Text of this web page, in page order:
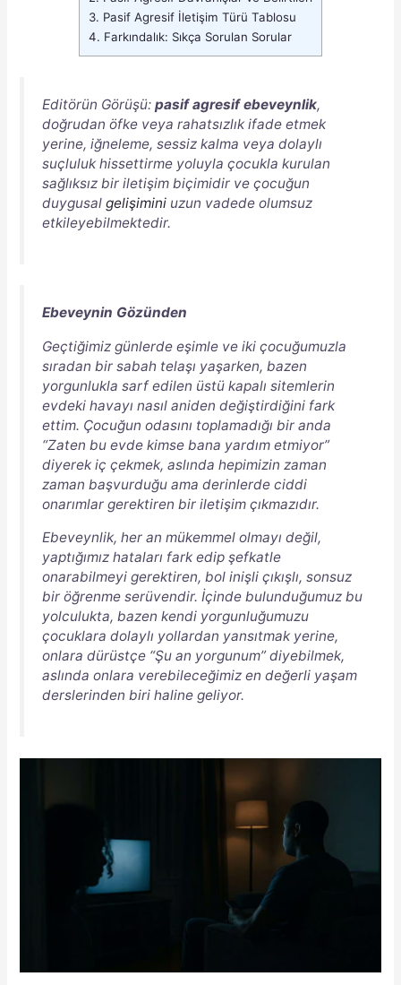
3. Pasif Agresif İletişim Türü Tablosu
4. Farkındalık: Sıkça Sorulan Sorular
Editörün Görüşü: pasif agresif ebeveynlik,
doğrudan öfke veya rahatsızlık ifade etmek
yerine, iğneleme, sessiz kalma veya dolaylı
suçluluk hissettirme yoluyla çocukla kurulan
sağlıksız bir iletişim biçimidir ve çocuğun
duygusal gelişiminiuzun vadede olumsuz
etkileyebilmektedir.
Ebeveynin Gözünden
Geçtiğimiz günlerde eşimle ve iki çocuğumuzla
sıradan bir sabah telaşı yaşarken, bazen
yorgunlukla sarf edilen üstü kapalı sitemlerin
evdeki havayı nasıl aniden değiştirdiğini fark
ettim. Çocuğun odasını toplamadığı bir anda
“Zaten bu evde kimse bana yardım etmiyor”
diyerek iç çekmek, aslında hepimizin zaman
zaman başvurduğu ama derinlerde ciddi
onarımlar gerektiren bir iletişim çıkmazıdır.
Ebeveynlik, her an mükemmel olmayı değil,
yaptığımız hataları fark edip şefkatle
onarabilmeyi gerektiren, bol inişli çıkışlı, sonsuz
bir öğrenme serüvendir. İçinde bulunduğumuz bu
yolculukta, bazen kendi yorgunluğumuzu
çocuklara dolaylı yollardan yansıtmak yerine,
onlara dürüstçe “Şu an yorgunum” diyebilmek,
aslında onlara verebileceğimiz en değerli yaşam
derslerinden biri haline geliyor.